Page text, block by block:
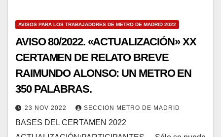
AVISOS PARA LOS TRABAJADORES DE METRO DE MADRID 2022
AVISO 80/2022. «ACTUALIZACIÓN» XX
CERTAMEN DE RELATO BREVE
RAIMUNDO ALONSO: UN METRO EN
350 PALABRAS.
23 NOV 2022 SECCION METRO DE MADRID
BASES DEL CERTAMEN 2022